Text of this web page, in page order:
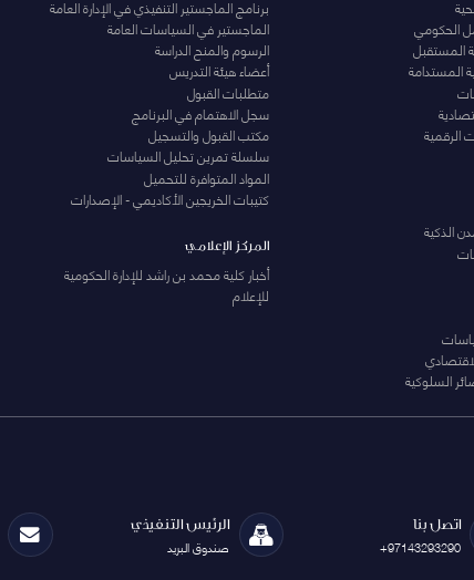
الحكومي
المستقبل
المستدامة
الرقمية
الذكية
السلوكية
برنامج الماجستير التنفيذي في الإدارة العامة
الماجستير في السياسات العامة
الرسوم والمنح الدراسة
أعضاء هيئة التدريس
متطلبات القبول
سجل الاهتمام في البرنامج
مكتب القبول والتسجيل
سلسلة تمرين تحليل السياسات
المواد المتوافرة للتحميل
كتيبات الخريجين الأكاديمي - الإصدارات
المركز الإعلامي
أخبار كلية محمد بن راشد للإدارة الحكومية
للإعلام
اتصل بنا
+97143293290
الرئيس التنفيذي
صندوق البريد